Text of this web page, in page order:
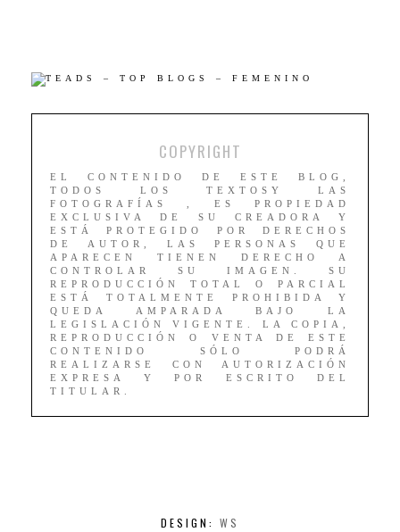
COPYRIGHT
EL CONTENIDO DE ESTE BLOG,
TODOS LOS TEXTOSY LAS
FOTOGRAFÍAS , ES PROPIEDAD
EXCLUSIVA DE SU CREADORA Y
ESTÁ PROTEGIDO POR DERECHOS
DE AUTOR, LAS PERSONAS QUE
APARECEN TIENEN DERECHO A
CONTROLAR SU IMAGEN. SU
REPRODUCCIÓN TOTAL O PARCIAL
ESTÁ TOTALMENTE PROHIBIDA Y
QUEDA AMPARADA BAJO LA
LEGISLACIÓN VIGENTE. LA COPIA,
REPRODUCCIÓN O VENTA DE ESTE
CONTENIDO SÓLO PODRÁ
REALIZARSE CON AUTORIZACIÓN
EXPRESA Y POR ESCRITO DEL
TITULAR.
DESIGN: WS